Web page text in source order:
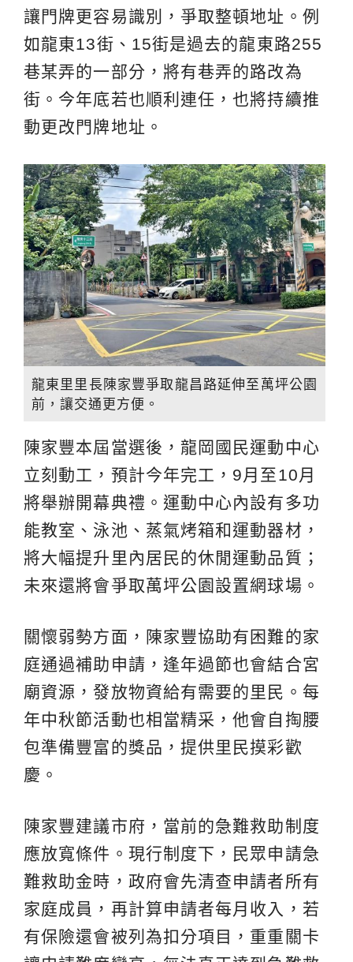
讓門牌更容易識別，爭取整頓地址。例
如龍東13街、15街是過去的龍東路255
巷某弄的一部分，將有巷弄的路改為
街。今年底若也順利連任，也將持續推
動更改門牌地址。
龍東里里長陳家豐爭取龍昌路延伸至萬坪公園
前，讓交通更方便。
陳家豐本屆當選後，龍岡國民運動中心
立刻動工，預計今年完工，9月至10月
將舉辦開幕典禮。運動中心內設有多功
能教室、泳池、蒸氣烤箱和運動器材，
將大幅提升里內居民的休閒運動品質；
未來還將會爭取萬坪公園設置網球場。
關懷弱勢方面，陳家豐協助有困難的家
庭通過補助申請，逢年過節也會結合宮
廟資源，發放物資給有需要的里民。每
年中秋節活動也相當精采，他會自掏腰
包準備豐富的獎品，提供里民摸彩歡
慶。
陳家豐建議市府，當前的急難救助制度
應放寬條件。現行制度下，民眾申請急
難救助金時，政府會先清查申請者所有
家庭成員，再計算申請者每月收入，若
有保險還會被列為扣分項目，重重關卡